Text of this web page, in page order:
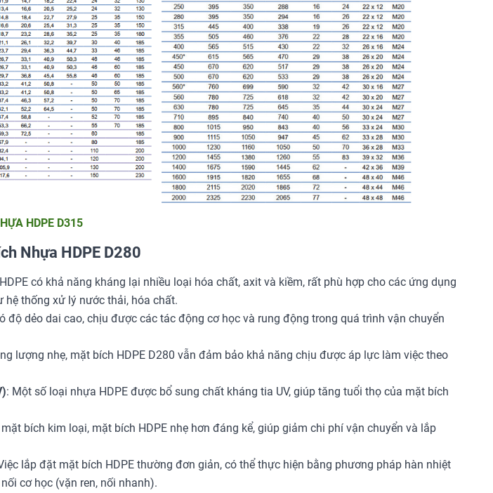
HDPE D315
Nhựa HDPE D280
có khả năng kháng lại nhiều loại hóa chất, axit và kiềm, rất phù hợp cho các ứng dụng
thống xử lý nước thải, hóa chất.
độ dẻo dai cao, chịu được các tác động cơ học và rung động trong quá trình vận chuyển
lượng nhẹ, mặt bích HDPE D280 vẫn đảm bảo khả năng chịu được áp lực làm việc theo
: Một số loại nhựa HDPE được bổ sung chất kháng tia UV, giúp tăng tuổi thọ của mặt bích
bích kim loại, mặt bích HDPE nhẹ hơn đáng kể, giúp giảm chi phí vận chuyển và lắp
lắp đặt mặt bích HDPE thường đơn giản, có thể thực hiện bằng phương pháp hàn nhiệt
cơ học (vặn ren, nối nhanh).